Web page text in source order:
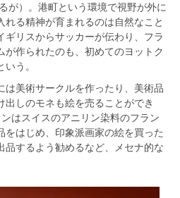
が）。港町という環境で視野が外に
れる精神が育まれるのは自然なこと
ギリスからサッカーが伝わり、フラ
が作られたのも、初めてのヨットク
う。
美術サークルを作ったり、美術品
出しのモネも絵を売ることができ
はスイスのアニリン染料のフラン
をはじめ、印象派画家の絵を買った
品するよう勧めるなど、メセナ的な